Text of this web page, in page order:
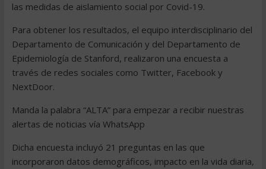
las medidas de aislamiento social por Covid-19.
Para obtener los resultados, el equipo interdisciplinario del
Departamento de Comunicación y del Departamento de
Epidemiología de Stanford, realizaron una encuesta a
través de redes sociales como Twitter, Facebook y
NextDoor.
Manda la palabra “ALTA” para empezar a recibir nuestras
alertas de noticias vía WhatsApp
Dicha encuesta incluyó 21 preguntas en las que
incorporaron datos demográficos, impacto en la vida diaria,